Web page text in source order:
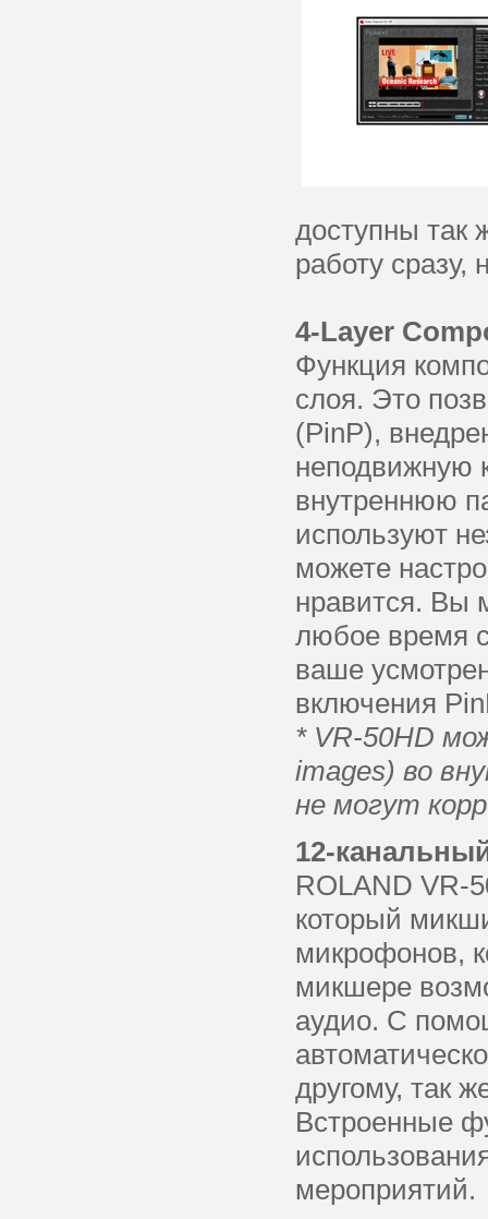
доступны так
работу сразу,
4-Layer
Функция
слоя. Это
(PinP),
неподвижную
внутреннюю
используют
можете
нравится. Вы
любое время
ваше
включения
* VR-50HD
images) во
не могут
12-
ROLAND VR-
который
микрофонов,
микшере
аудио. С
другому, так
Встроенные
мероприятий.